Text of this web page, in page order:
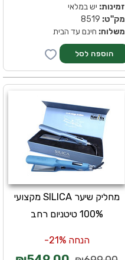
זמינות: יש במלאי
מק''ט:
משלוח: חינם עד הבית
מחליק שיער SILICA מקצועי
100% טיטניום רחב
הנחה 21%-